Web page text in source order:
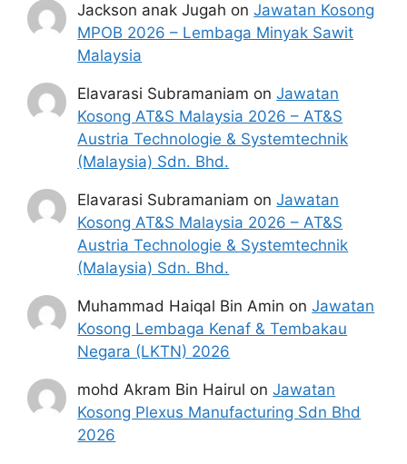
Jackson anak Jugah onJawatan Kosong
MPOB 2026 – Lembaga Minyak Sawit
Malaysia
Elavarasi Subramaniam onJawatan
Kosong AT&S Malaysia 2026 – AT&S
Austria Technologie & Systemtechnik
(Malaysia) Sdn. Bhd.
Elavarasi Subramaniam onJawatan
Kosong AT&S Malaysia 2026 – AT&S
Austria Technologie & Systemtechnik
(Malaysia) Sdn. Bhd.
Muhammad Haiqal Bin Amin onJawatan
Kosong Lembaga Kenaf & Tembakau
Negara (LKTN) 2026
mohd Akram Bin Hairul onJawatan
Kosong Plexus Manufacturing Sdn Bhd
2026